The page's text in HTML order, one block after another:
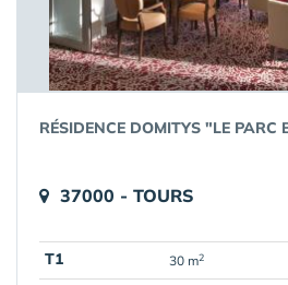
RÉSIDENCE DOMITYS "LE PARC
37000 - TOURS
T1 30 m2